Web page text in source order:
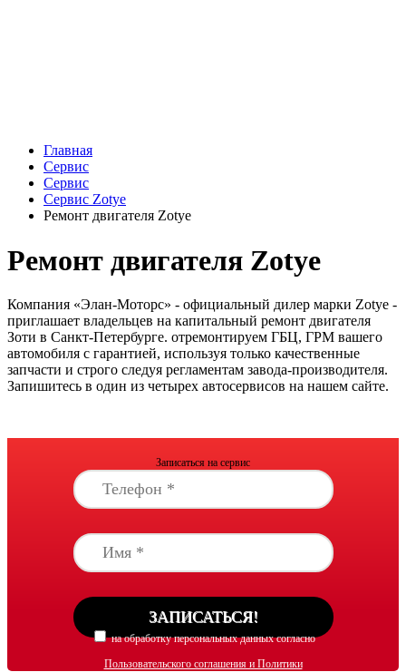
Главная
Сервис
Сервис
Сервис Zotye
Ремонт двигателя Zotye
Ремонт двигателя Zotye
Компания «Элан-Моторс» - официальный дилер марки Zotye -
приглашает владельцев на капитальный ремонт двигателя
Зоти в Санкт-Петербурге. отремонтируем ГБЦ, ГРМ вашего
автомобиля с гарантией, используя только качественные
запчасти и строго следуя регламентам завода-производителя.
Запишитесь в один из четырех автосервисов на нашем сайте.
Записаться на сервис
на обработку персональных данных согласно
Пользовательского соглашения и Политики